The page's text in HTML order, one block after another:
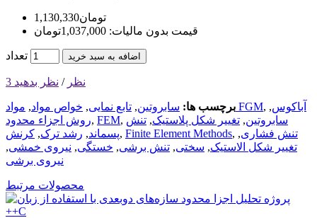
1,130,330تومان
قیمت بدون مالیات: 1,037,000تومان
تعداد اضافه به سبد خرید
3 نظر / نظر بدهید
برچسب ها: سابروتین, تابع نمایی, خواص مواد, مواد FGM, آباکوس,
روش اجزاء محدود, FEM, سابروتین, تغییر شکل پلاستیک, تنش
پسماند, رشد ترک, کرنش , Finite Element Methods, تنش فشاری,
تغییر شکل الاستیک, سختی, تنش برشی, خستگی, نیروی خمشی,
نیروی برشی
محصولات مرتبط